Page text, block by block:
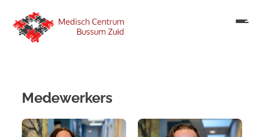
Medewerkers